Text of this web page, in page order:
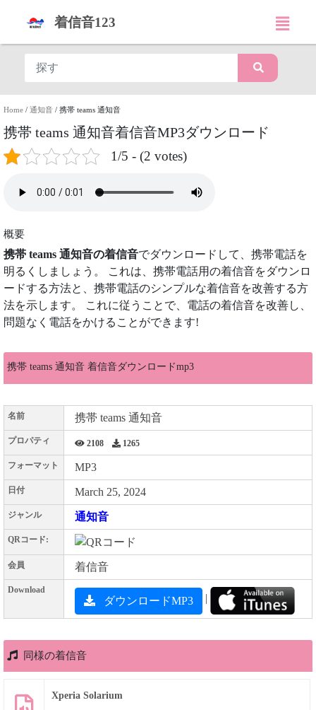
着信音123
Home / 通知音 / 携帯 teams 通知音
携帯 teams 通知音着信音MP3ダウンロード
1/5 - (2 votes)
概要
携帯 teams 通知音の着信音でダウンロードして、携帯電話を
明るくしましょう。 これは、携帯電話用の着信音をダウンロ
ードする方法と、携帯電話のシンプルな着信音を改善する方
法を示します。 これに従うことで、電話の着信音を改善し、
問題なく電話をかけることができます!
携帯 teams 通知音 着信音ダウンロードmp3
名前 携帯 teams 通知音
プロパティ 2108 1265
フォーマット MP3
日付 March 25, 2024
ジャンル 通知音
QRコード:
会員 着信音
Download
ダウンロードMP3 |
同様の着信音
Xperia Solarium